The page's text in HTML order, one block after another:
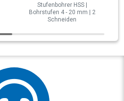
Stufenbohrer HSS |
Bohrstufen 4 - 20 mm | 2
Schneiden